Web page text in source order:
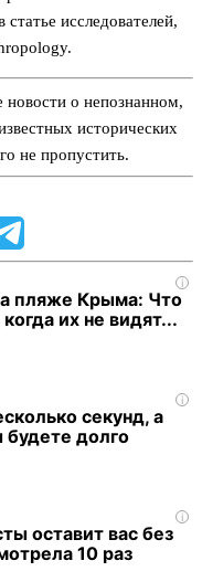
исследователей,
новости о непознанном,
исторических
не пропустить.
i
пляже Крыма: Что
их не видят...
i
секунд, а
будете долго
i
оставит вас без
10 раз